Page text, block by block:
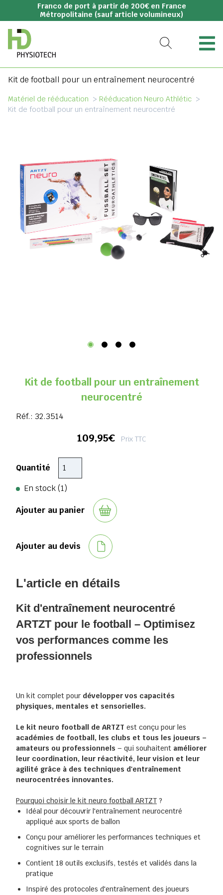
Franco de port à partir de 200€ en France
Métropolitaine (sauf article volumineux)
Kit de football pour un entraînement neurocentré
Matériel de rééducation > Rééducation Neuro Athlétic >
Kit de football pour un entraînement neurocentré
Kit de football pour un entraînement
neurocentré
Réf.: 32.3514
109,95€ Prix TTC
Quantité
En stock (1)
Ajouter au panier
Ajouter au devis
L'article en détails
Kit d'entraînement neurocentré
ARTZT pour le football – Optimisez
vos performances comme les
professionnels
Un kit complet pour développer vos capacités
physiques, mentales et sensorielles.
Le kit neuro football de ARTZT est conçu pour les
académies de football, les clubs et tous les joueurs –
amateurs ou professionnels – qui souhaitent améliorer
leur coordination, leur réactivité, leur vision et leur
agilité grâce à des techniques d'entraînement
neurocentrées innovantes.
Pourquoi choisir le kit neuro football ARTZT ?
Idéal pour découvrir l'entraînement neurocentré
appliqué aux sports de ballon
Conçu pour améliorer les performances techniques et
cognitives sur le terrain
Contient 18 outils exclusifs, testés et validés dans la
pratique
Inspiré des protocoles d'entraînement des joueurs